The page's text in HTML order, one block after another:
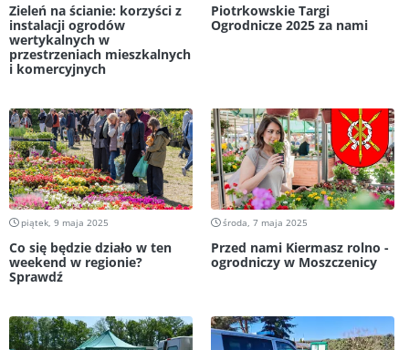
Zieleń na ścianie: korzyści z
instalacji ogrodów
wertykalnych w
przestrzeniach mieszkalnych
i komercyjnych
Piotrkowskie Targi
Ogrodnicze 2025 za nami
piątek, 9 maja 2025
Co się będzie działo w ten
weekend w regionie?
Sprawdź
środa, 7 maja 2025
Przed nami Kiermasz rolno -
ogrodniczy w Moszczenicy